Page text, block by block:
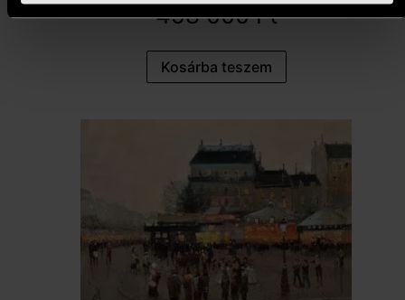
498 000Ft
Kosárba teszem